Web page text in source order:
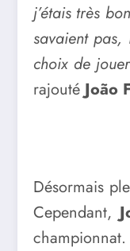
j’étais très
savaient pas,
choix de
rajouté João
Désormais
Cependant,